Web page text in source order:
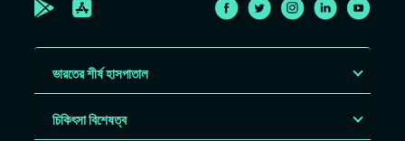
ভারতের শীর্ষ হাসপাতাল
চিকিৎসা বিশেষত্ব